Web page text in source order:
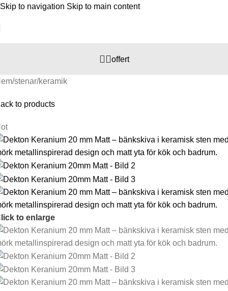
Skip to navigation Skip to main content
offert
/stenar/keramik
to products
to enlarge